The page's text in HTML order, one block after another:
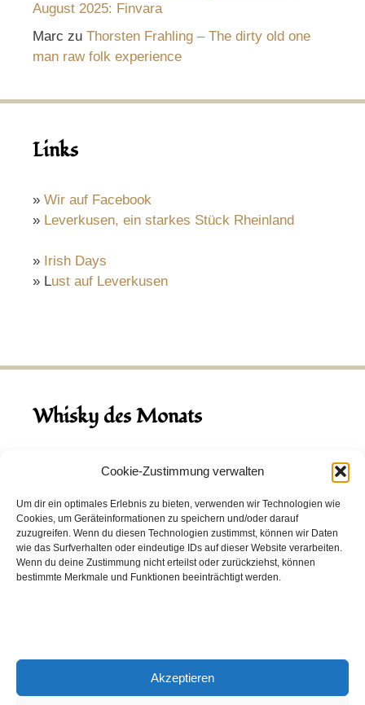
Cookie-Zustimmung verwalten
Um dir ein optimales Erlebnis zu bieten, verwenden wir Technologien wie
Cookies, um Geräteinformationen zu speichern und/oder darauf
zuzugreifen. Wenn du diesen Technologien zustimmst, können wir Daten
wie das Surfverhalten oder eindeutige IDs auf dieser Website verarbeiten.
Wenn du deine Zustimmung nicht erteilst oder zurückziehst, können
bestimmte Merkmale und Funktionen beeinträchtigt werden.
Akzeptieren
August 2025: Finvara
Marc zu Thorsten Frahling – The dirty old one
man raw folk experience
Links
» Wir auf Facebook
» Leverkusen, ein starkes Stück Rheinland
» Irish Days
» Lust auf Leverkusen
Whisky des Monats
August 2026
Hinch Double Wood
Destillerie:Hinch(Irland)
Single Malt, 43.0%
Peated: Nein
Entdecke viele weitere Whiskysin unserem